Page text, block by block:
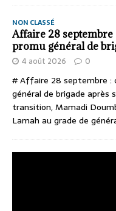
NON CLASSÉ
Affaire 28
promu général de
4 août 2026 0
# Affaire 28 septembre :
général de brigade
transition, Mamadi
Lamah au grade de